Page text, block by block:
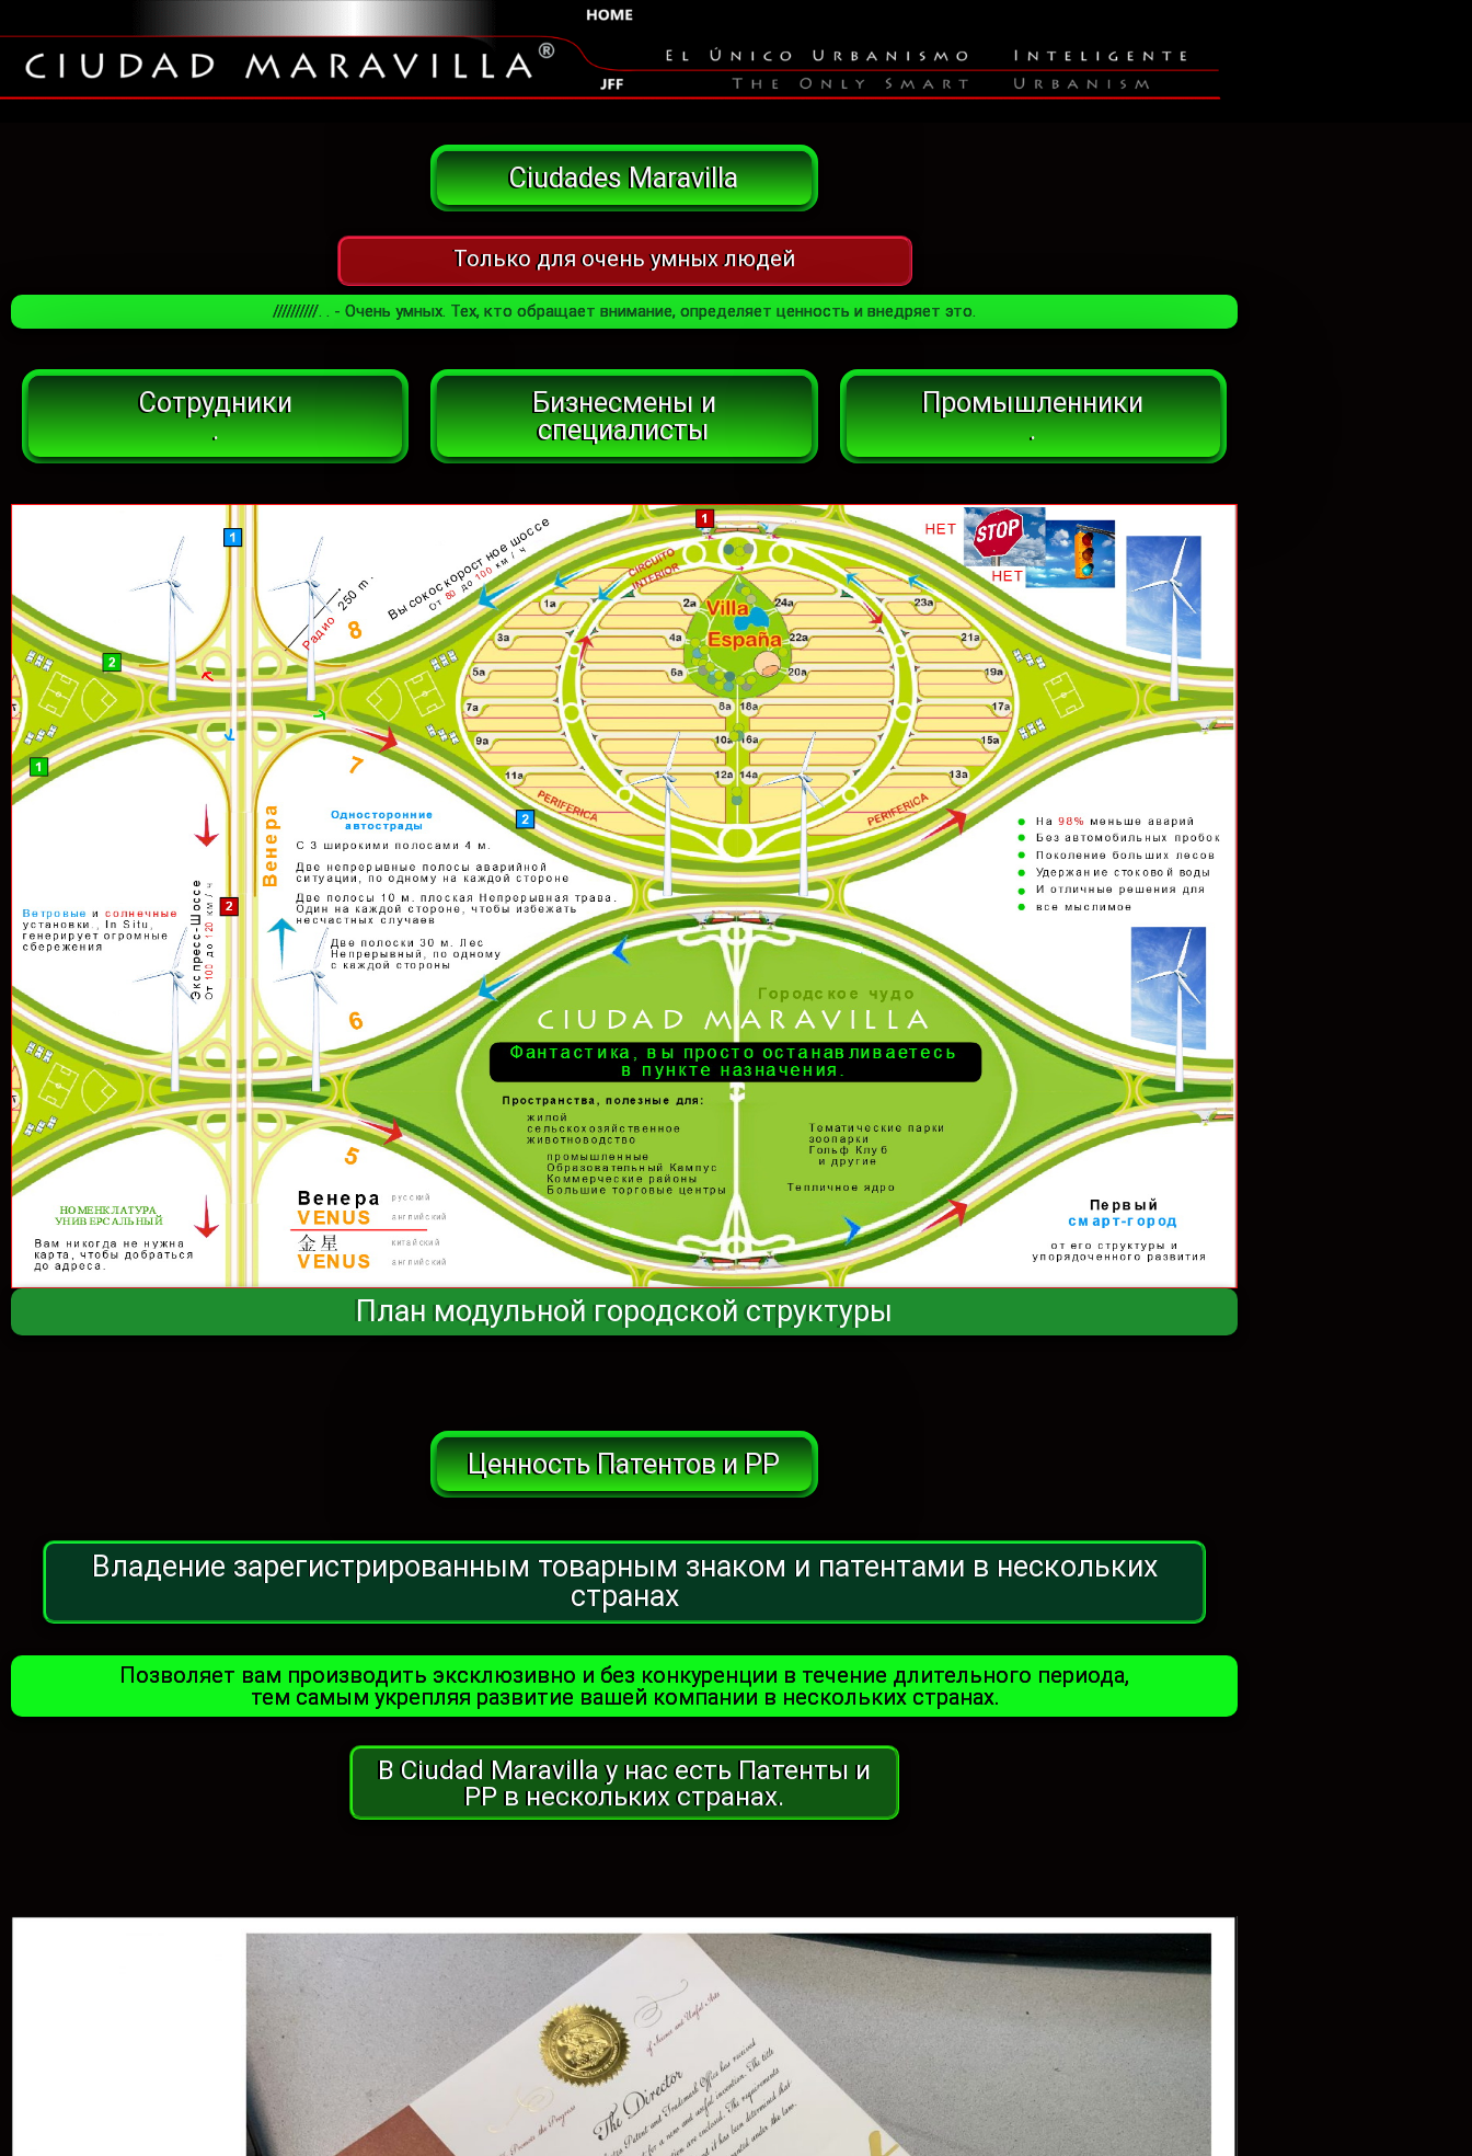
Ciudades Maravilla
Только для очень умных людей
//////////. . - Очень умных. Тех, кто обращает внимание, определяет ценность и внедряет это.
Сотрудники
.
Бизнесмены и
специалисты
Промышленники
.
План модульной городской структуры
Ценность Патентов и РР
Владение зарегистрированным товарным знаком и патентами в нескольких
странах
Позволяет вам производить эксклюзивно и без конкуренции в течение длительного периода,
тем самым укрепляя развитие вашей компании в нескольких странах.
В Ciudad Maravilla у нас есть Патенты и
РР в нескольких странах.